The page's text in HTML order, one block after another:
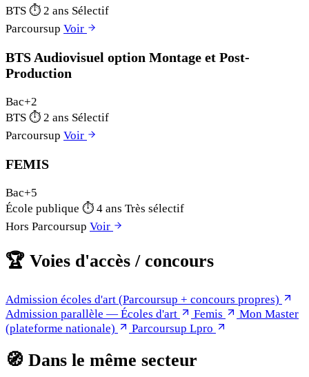
BTS ⏱ 2 ans Sélectif
Parcoursup Voir
BTS Audiovisuel option Montage et Post-
Production
Bac+2
BTS ⏱ 2 ans Sélectif
Parcoursup Voir
FEMIS
Bac+5
École publique ⏱ 4 ans Très sélectif
Hors Parcoursup Voir
🏆 Voies d'accès / concours
Admission écoles d'art (Parcoursup + concours propres)
Admission parallèle — Écoles d'art
Femis
Mon Master
(plateforme nationale)
Parcoursup Lpro
🧭 Dans le même secteur